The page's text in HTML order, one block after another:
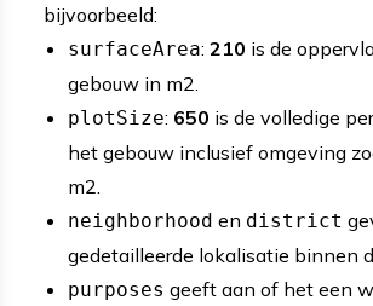
bijvoorbeeld:
surfaceArea: 210 is de
gebouw in m2.
plotSize: 650 is de volledige
het gebouw inclusief omgeving
m2.
neighborhood en district
gedetailleerde lokalisatie binnen
purposes geeft aan of het een